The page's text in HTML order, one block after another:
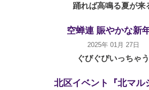
踊れば高鳴る夏が来
空蝉連 賑やかな新
2025年 01月 27日
ぐびぐびいっちゃう
北区イベント『北マル